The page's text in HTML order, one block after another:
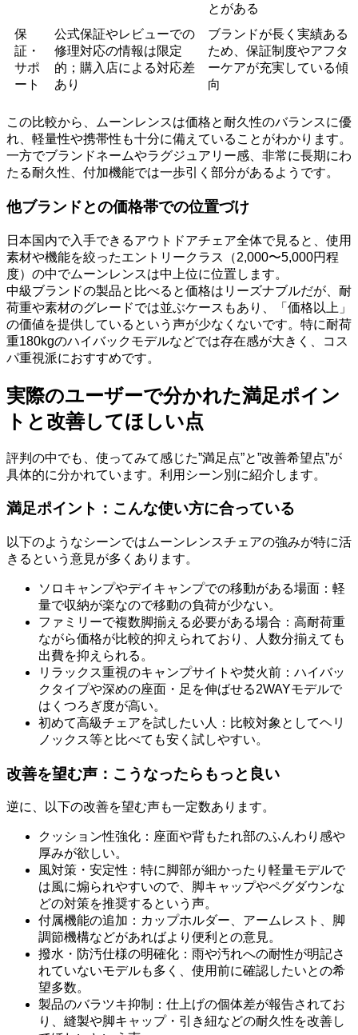
とがある
保
証・
サポ
ート
公式保証やレビューでの
修理対応の情報は限定
的；購入店による対応差
あり
ブランドが長く実績ある
ため、保証制度やアフタ
ーケアが充実している傾
向
この比較から、ムーンレンスは価格と耐久性のバランスに優
れ、軽量性や携帯性も十分に備えていることがわかります。
一方でブランドネームやラグジュアリー感、非常に長期にわ
たる耐久性、付加機能では一歩引く部分があるようです。
他ブランドとの価格帯での位置づけ
日本国内で入手できるアウトドアチェア全体で見ると、使用
素材や機能を絞ったエントリークラス（2,000〜5,000円程
度）の中でムーンレンスは中上位に位置します。
中級ブランドの製品と比べると価格はリーズナブルだが、耐
荷重や素材のグレードでは並ぶケースもあり、「価格以上」
の価値を提供しているという声が少なくないです。特に耐荷
重180kgのハイバックモデルなどでは存在感が大きく、コス
パ重視派におすすめです。
実際のユーザーで分かれた満足ポイン
トと改善してほしい点
評判の中でも、使ってみて感じた”満足点”と”改善希望点”が
具体的に分かれています。利用シーン別に紹介します。
満足ポイント：こんな使い方に合っている
以下のようなシーンではムーンレンスチェアの強みが特に活
きるという意見が多くあります。
ソロキャンプやデイキャンプでの移動がある場面：軽
量で収納が楽なので移動の負荷が少ない。
ファミリーで複数脚揃える必要がある場合：高耐荷重
ながら価格が比較的抑えられており、人数分揃えても
出費を抑えられる。
リラックス重視のキャンプサイトや焚火前：ハイバッ
クタイプや深めの座面・足を伸ばせる2WAYモデルで
はくつろぎ度が高い。
初めて高級チェアを試したい人：比較対象としてヘリ
ノックス等と比べても安く試しやすい。
改善を望む声：こうなったらもっと良い
逆に、以下の改善を望む声も一定数あります。
クッション性強化：座面や背もたれ部のふんわり感や
厚みが欲しい。
風対策・安定性：特に脚部が細かったり軽量モデルで
は風に煽られやすいので、脚キャップやペグダウンな
どの対策を推奨するという声。
付属機能の追加：カップホルダー、アームレスト、脚
調節機構などがあればより便利との意見。
撥水・防汚仕様の明確化：雨や汚れへの耐性が明記さ
れていないモデルも多く、使用前に確認したいとの希
望多数。
製品のバラツキ抑制：仕上げの個体差が報告されてお
り、縫製や脚キャップ・引き紐などの耐久性を改善し